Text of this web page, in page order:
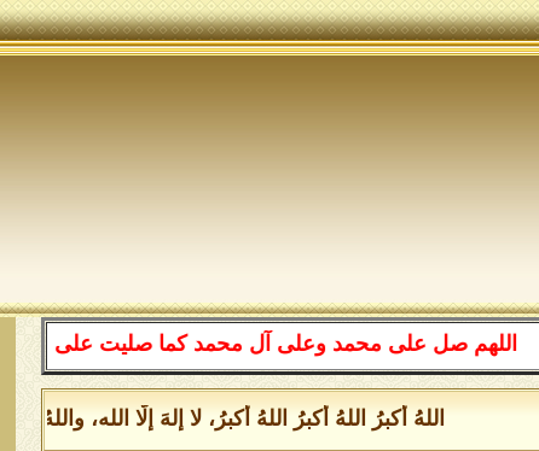
صل على محمد وعلى آل محمد كما صليت على إبراهيم
اللهُ أكبرُ اللهُ أكبرُ اللهُ أكبرُ، لا إلهَ إلَّا الله، واللهُ